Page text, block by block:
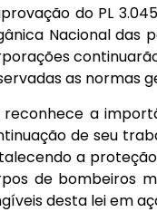
do PL
Nacional das
as normas
reconhece a
de seu
a
de bombeiros
desta lei em